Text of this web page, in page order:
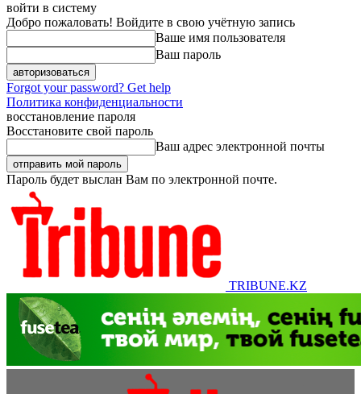
войти в систему
Добро пожаловать! Войдите в свою учётную запись
Ваше имя пользователя
Ваш пароль
Forgot your password? Get help
Политика конфиденциальности
восстановление пароля
Восстановите свой пароль
Ваш адрес электронной почты
Пароль будет выслан Вам по электронной почте.
TRIBUNE.KZ